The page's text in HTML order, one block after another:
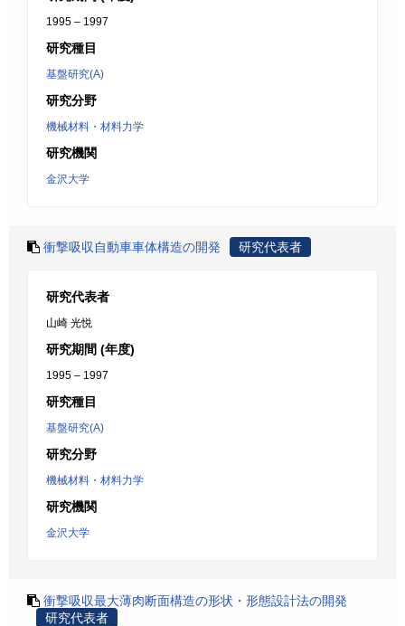
1995 – 1997
研究種目
基盤研究(A)
研究分野
機械材料・材料力学
研究機関
金沢大学
衝撃吸収自動車車体構造の開発 研究代表者
研究代表者
山崎 光悦
研究期間 (年度)
1995 – 1997
研究種目
基盤研究(A)
研究分野
機械材料・材料力学
研究機関
金沢大学
衝撃吸収最大薄肉断面構造の形状・形態設計法の開発
研究代表者